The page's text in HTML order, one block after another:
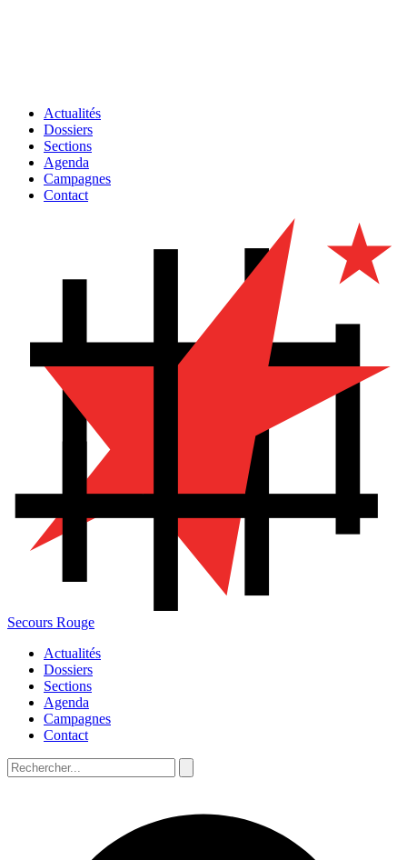
Actualités
Dossiers
Sections
Agenda
Campagnes
Contact
Secours Rouge
Actualités
Dossiers
Sections
Agenda
Campagnes
Contact